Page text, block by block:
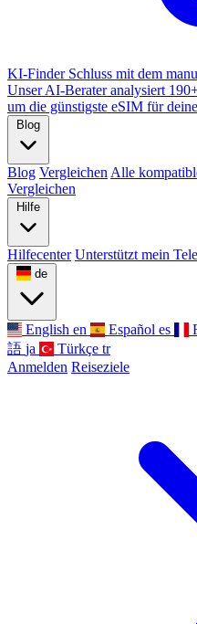
KI-Finder Schluss mit dem
Unser AI-Berater analysiert
um die günstigste eSIM für
Blog
Blog Vergleichen Alle
Vergleichen
Hilfe
Hilfecenter Unterstützt mein
de
English en Español es
語 ja Türkçe tr
Anmelden Reiseziele